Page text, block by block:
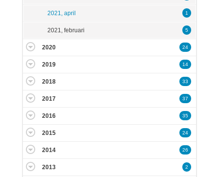
2021, april 1
2021, februari 5
2020 24
2019 14
2018 33
2017 37
2016 35
2015 24
2014 26
2013 2